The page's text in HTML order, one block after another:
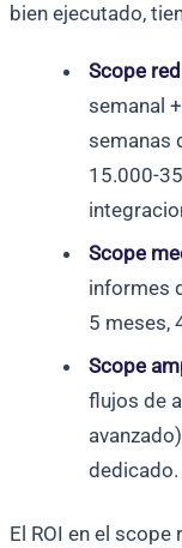
bien ejecutado,
Scope
semanal
semanas
15.000-
Scope
informes
5 meses,
Scope
flujos de
dedicado.
El ROI en el